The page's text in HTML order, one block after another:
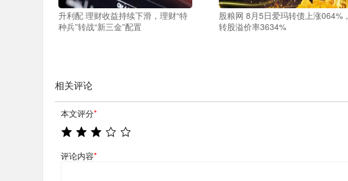
升利配 理财收益持续下滑，理财“特
种兵”转战“新三金”配置
股粮网 8月5日爱玛转债上涨064%，
转股溢价率3634%
相关评论
本文评分*
评论内容*